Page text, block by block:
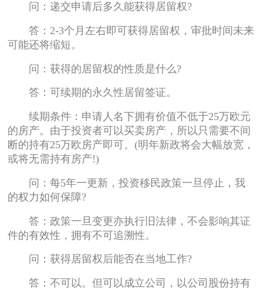
问：递交申请后多久能获得居留权?
答：2-3个月左右即可获得居留权，审批时间未来
可能还将缩短。
问：获得的居留权的性质是什么?
答：可续期的永久性居留签证。
续期条件：申请人名下拥有价值不低于25万欧元
的房产。由于投资者可以买卖房产，所以只需要不间
断的持有25万欧房产即可。(明年新政将会大幅放宽，
或将无需持有房产!)
问：每5年一更新，投资移民政策一旦停止，我
的权力如何保障?
答：政策一旦变更亦执行旧法律，不会影响其证
件的有效性，拥有不可追溯性。
问：获得居留权后能否在当地工作?
答：不可以。但可以成立公司，以公司股份持有